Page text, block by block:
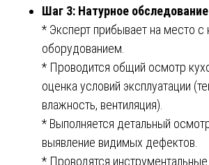
Шаг 3: Натурное
* Эксперт прибывает на место
оборудованием.
* Проводится общий осмотр
оценка условий эксплуатации
влажность, вентиляция).
* Выполняется детальный
выявление видимых дефектов.
* Проводятся